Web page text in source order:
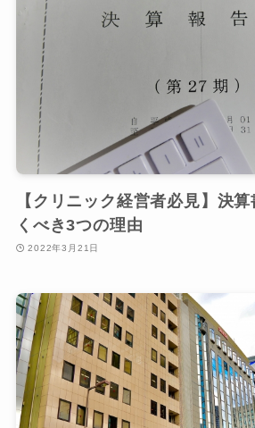
【クリニック経営者必見】決
くべき3つの理由
2022年3月21日